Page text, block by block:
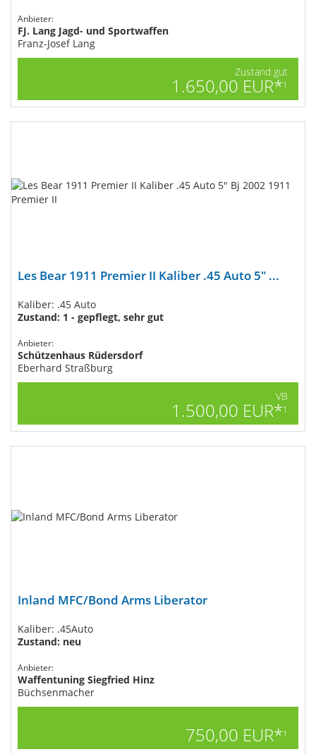
Anbieter:
FJ. Lang Jagd- und Sportwaffen
Franz-Josef Lang
Zustand gut
1.650,00 EUR*1
Les Bear 1911 Premier II Kaliber .45 Auto 5" ...
Kaliber: .45 Auto
Zustand: 1 - gepflegt, sehr gut
Anbieter:
Schützenhaus Rüdersdorf
Eberhard Straßburg
VB
1.500,00 EUR*1
Inland MFC/Bond Arms Liberator
Kaliber: .45Auto
Zustand: neu
Anbieter:
Waffentuning Siegfried Hinz
Büchsenmacher
750,00 EUR*1